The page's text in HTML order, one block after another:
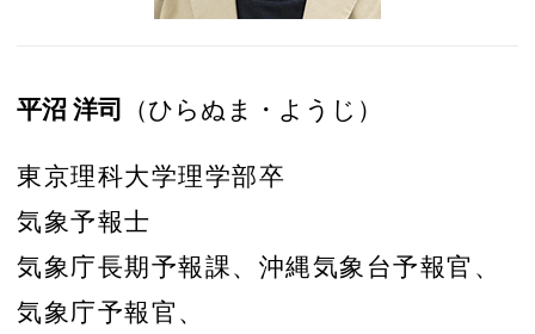
平沼 洋司 （ひらぬま・ようじ）
東京理科大学理学部卒
気象予報士
気象庁長期予報課、沖縄気象台予報官、
気象庁予報官、